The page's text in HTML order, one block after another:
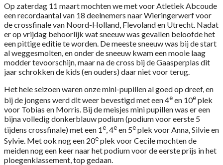
Op zaterdag 11 maart mochten we met voor Atletiek Abcoude
een recordaantal van 18 deelnemers naar Wieringerwerf voor
de crossfinale van Noord-Holland, Flevoland en Utrecht. Nadat
er op vrijdag behoorlijk wat sneeuw was gevallen beloofde het
een pittige editie te worden. De meeste sneeuw was bij de start
al weggesmolten, en onder de sneeuw kwam een mooie laag
modder tevoorschijn, maar na de cross bij de Gaasperplas dit
jaar schrokken de kids (en ouders) daar niet voor terug.
Het hele seizoen waren onze mini-pupillen al goed op dreef, en
bij de jongens werd dit weer bevestigd met een 4een 10eplek
voor Tobias en Morris. Bij de meisjes mini pupillen was er een
bijna volledig donkerblauw podium (podium voor eerste 5
tijdens crossfinale) met een 1e, 4een 5eplek voor Anna, Silvie en
Sylvie. Met ook nog een 20eplek voor Cecile mochten de
meiden nog een keer naar het podium voor de eerste prijs in het
ploegenklassement, top gedaan.